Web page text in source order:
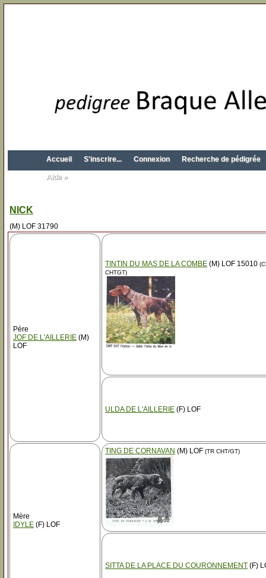
Accueil S'inscrire... Connexion Recherche de pédigrée
Aide »
NICK
(M) LOF 31790
Père
JOF DE L'AILLERIE (M)
LOF
TINTIN DU MAS DE LA COMBE (M) LOF 15010
CHTGT)
ULDA DE L'AILLERIE (F) LOF
Mère
IDYLE (F) LOF
TING DE CORNAVAN (M) LOF (TR CHT/GT)
SITTA DE LA PLACE DU COURONNEMENT (F)